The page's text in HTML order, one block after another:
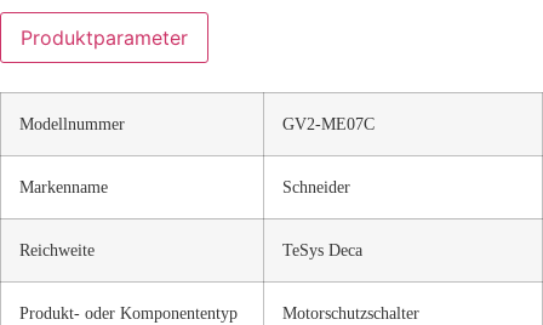
Produktparameter
Modellnummer GV2-ME07C
Markenname Schneider
Reichweite TeSys Deca
Produkt- oder Komponententyp Motorschutzschalter